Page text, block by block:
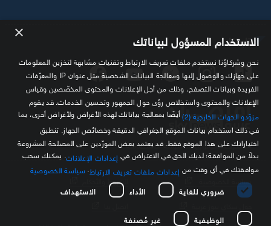
تابعنا
مصدرك الموثوق للمعلومة الاقتصادية
سياسة الخصوصية الشروط والأحكام
× الاستخدام المسؤول لبياناتك
نحن وشركاؤنا نستخدم ملفات تعريف الارتباط وتقنيات مشابهة لتخزين المعلومات
على جهازك والوصول إليها ومعالجة البيانات الشخصية مثل عنوان IP والمعرّفات
الفريدة وبيانات التصفح، وذلك من أجل الإعلانات والمحتوى المخصّصين وقياس
الإعلانات والمحتوى واستخلاص رؤى حول الجمهور وتحسين الخدمات. قد يقوم
مزوّدو الجهات الخارجية (2)
أيضًا بمعالجة بياناتك لهذه الأغراض ولأغراض أخرى، بما
في ذلك استخدام بيانات الموقع الجغرافي الدقيقة وخصائص الجهاز. تنطبق
اختياراتك على هذا الموقع فقط. قد يعتمد بعض المورّدين على المصلحة المشروعة
بدلاً من الموافقة؛ لديك الحق في الاعتراض في إعدادات الإعلانات . يمكنك سحب
موافقتك في أي وقت من إعدادات ملفات تعريف الارتباط سياسة الخصوصية
ضروري للغاية
الأداء الاستهداف
الوظيفية غير مُصنفة